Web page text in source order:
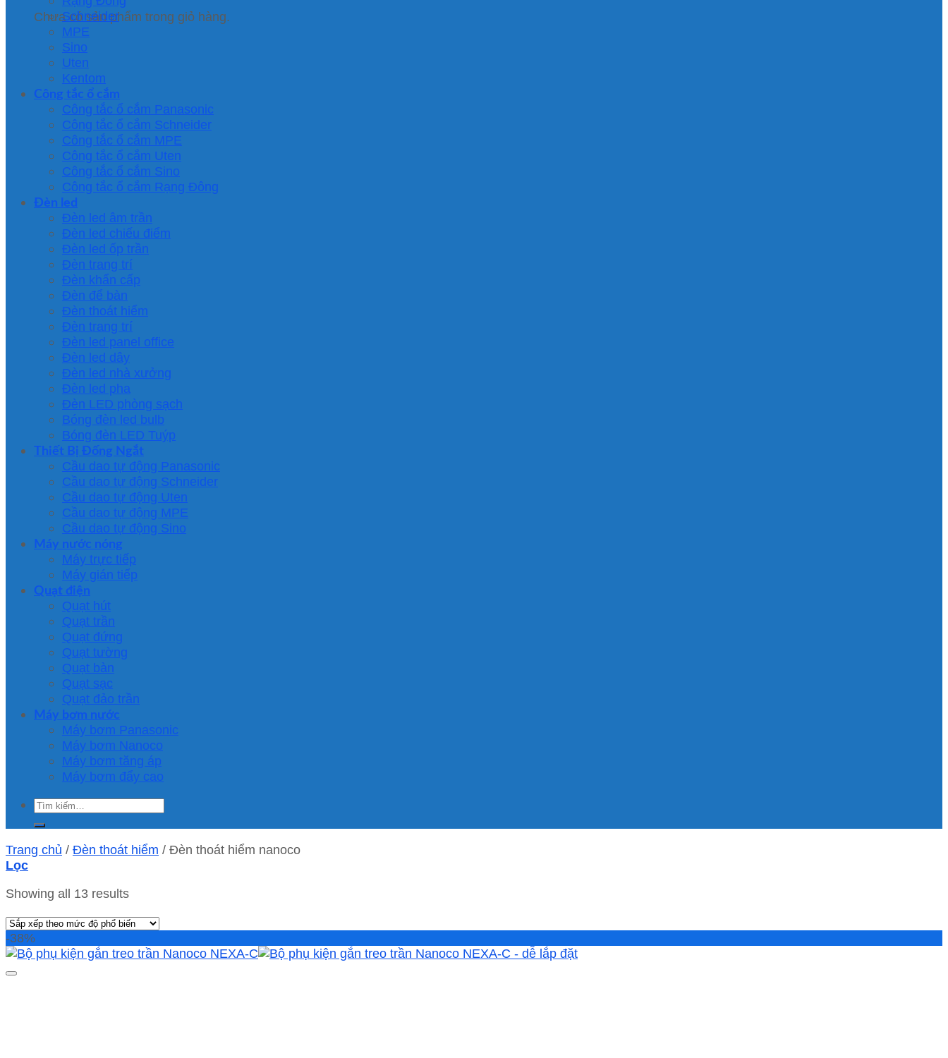
Chưa có sản phẩm trong giỏ hàng.
Schneider
MPE
Sino
Uten
Kentom
Công tắc ổ cắm
Công tắc ổ cắm Panasonic
Công tắc ổ cắm Schneider
Công tắc ổ cắm MPE
Công tắc ổ cắm Uten
Công tắc ổ cắm Sino
Công tắc ổ cắm Rạng Đông
Đèn led
Đèn led âm trần
Đèn led chiếu điểm
Đèn led ốp trần
Đèn trang trí
Đèn khẩn cấp
Đèn để bàn
Đèn thoát hiểm
Đèn trang trí
Đèn led panel office
Đèn led dây
Đèn led nhà xưởng
Đèn led pha
Đèn LED phòng sạch
Bóng đèn led bulb
Bóng đèn LED Tuýp
Thiết Bị Đống Ngắt
Cầu dao tự động Panasonic
Cầu dao tự động Schneider
Cầu dao tự động Uten
Cầu dao tự động MPE
Cầu dao tự động Sino
Máy nước nóng
Máy trực tiếp
Máy gián tiếp
Quạt điện
Quạt hút
Quạt trần
Quạt đứng
Quạt tường
Quạt bàn
Quạt sạc
Quạt đảo trần
Máy bơm nước
Máy bơm Panasonic
Máy bơm Nanoco
Máy bơm tăng áp
Máy bơm đẩy cao
Tìm
kiếm:
Trang chủ / Đèn thoát hiểm / Đèn thoát hiểm nanoco
Lọc
Showing all 13 results
-38%